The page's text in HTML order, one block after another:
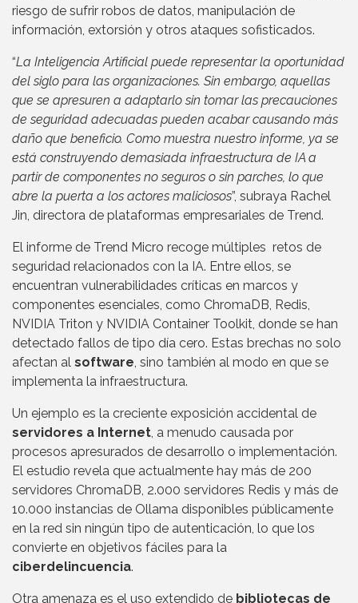
riesgo de sufrir robos de datos, manipulación de
información, extorsión y otros ataques sofisticados.
“La Inteligencia Artificial puede representar la oportunidad
del siglo para las organizaciones. Sin embargo, aquellas
que se apresuren a adaptarlo sin tomar las precauciones
de seguridad adecuadas pueden acabar causando más
daño que beneficio. Como muestra nuestro informe, ya se
está construyendo demasiada infraestructura de IA a
partir de componentes no seguros o sin parches, lo que
abre la puerta a los actores maliciosos”, subraya Rachel
Jin, directora de plataformas empresariales de Trend.
El informe de Trend Micro recoge múltiples retos de
seguridad relacionados con la IA. Entre ellos, se
encuentran vulnerabilidades críticas en marcos y
componentes esenciales, como ChromaDB, Redis,
NVIDIA Triton y NVIDIA Container Toolkit, donde se han
detectado fallos de tipo día cero. Estas brechas no solo
afectan al software, sino también al modo en que se
implementa la infraestructura.
Un ejemplo es la creciente exposición accidental de
servidores a Internet, a menudo causada por
procesos apresurados de desarrollo o implementación.
El estudio revela que actualmente hay más de 200
servidores ChromaDB, 2.000 servidores Redis y más de
10.000 instancias de Ollama disponibles públicamente
en la red sin ningún tipo de autenticación, lo que los
convierte en objetivos fáciles para la
ciberdelincuencia.
Otra amenaza es el uso extendido de bibliotecas de